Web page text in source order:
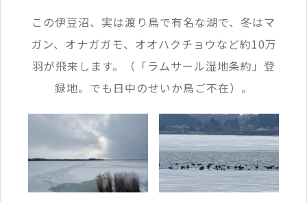
この伊豆沼、実は渡り鳥で有名な湖で、冬はマ
ガン、オナガガモ、オオハクチョウなど約10万
羽が飛来します。（「ラムサール湿地条約」登
録地。でも日中のせいか鳥ご不在）。